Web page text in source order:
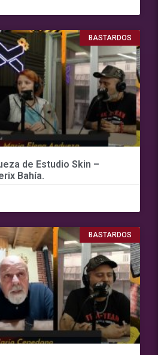
BASTARDOS
de Estudio Skin –
Bahía.
BASTARDOS